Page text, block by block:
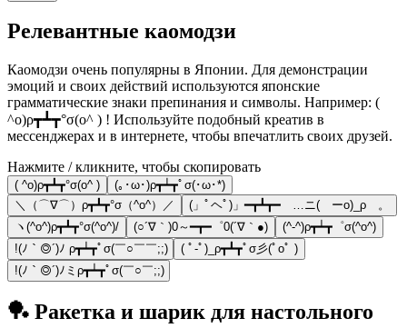
Релевантные каомодзи
Каомодзи очень популярны в Японии. Для демонстрации
эмоций и своих действий используются японские
грамматические знаки препинания и символы. Например: (
^o)ρ┳┻┳°σ(o^ ) ! Используйте подобный креатив в
мессенджерах и в интернете, чтобы впечатлить своих друзей.
Нажмите / кликните, чтобы скопировать
( ^o)ρ┳┻┳°σ(o^ )
(｡･ω･)ρ┳┷┳ﾟσ(･ω･*)
＼（⌒∇⌒）ρ┳┻┳°σ（^o^）／
(」ﾟヘﾟ)」━┳┻┳━ …ニ( ーo)_ρ 。
ヽ(^o^)ρ┳┻┳°σ(^o^)/
(○´∇｀)0～━┳━゜0(´∇｀●)
(^-^)ρ┳┷┳゜σ(^o^)
!(ﾉ｀◎´)ﾉ ρ┳┷┳ﾟσ(￣○￣￣;;)
( ﾟ-ﾟ)_ρ┳┻┳ﾟσ彡(ﾟoﾟ )
!(ﾉ｀◎´)ﾉミρ┳┷┳ﾟσ(￣○￣;;)
🏓 Ракетка и шарик для настольного